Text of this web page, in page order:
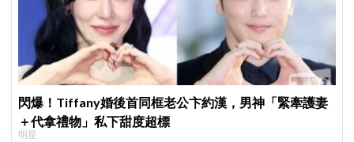
閃爆！Tiffany婚後首同框老公卞約漢，男神「緊牽護妻
＋代拿禮物」私下甜度超標
明星